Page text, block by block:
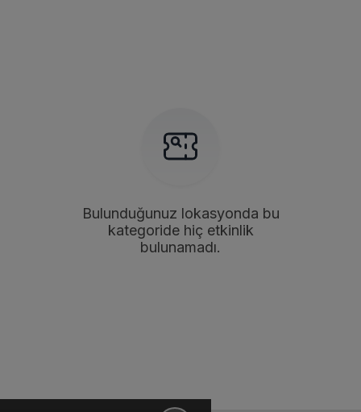
Bulunduğunuz lokasyonda bu
kategoride hiç etkinlik
bulunamadı.